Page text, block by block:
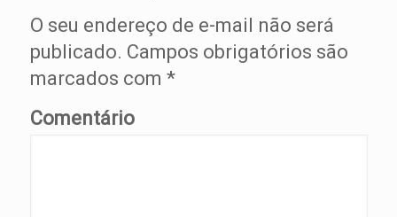
O seu endereço de e-mail não será
publicado. Campos obrigatórios são
marcados com *
Comentário